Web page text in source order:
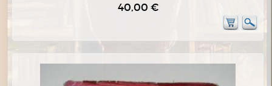
40,00 €